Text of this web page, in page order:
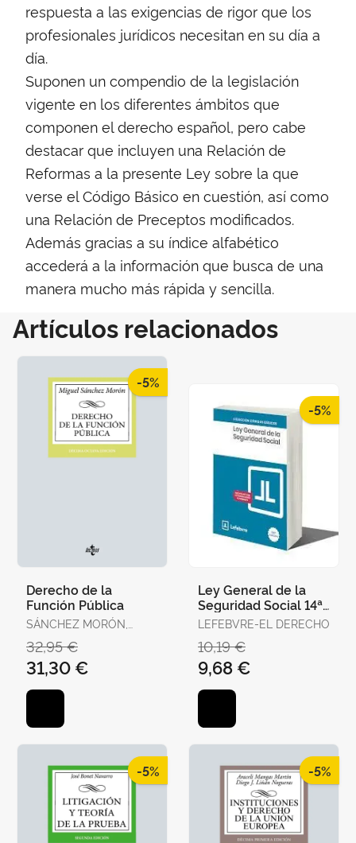
respuesta a las exigencias de rigor que los
profesionales jurídicos necesitan en su día a
día.
Suponen un compendio de la legislación
vigente en los diferentes ámbitos que
componen el derecho español, pero cabe
destacar que incluyen una Relación de
Reformas a la presente Ley sobre la que
verse el Código Básico en cuestión, así como
una Relación de Preceptos modificados.
Además gracias a su índice alfabético
accederá a la información que busca de una
manera mucho más rápida y sencilla.
Artículos relacionados
-5%
Derecho de la
Función Pública
SÁNCHEZ MORÓN,
32,95 €
31,30 €
-5%
Ley General de la
Seguridad Social 14ª
Edc. 2025
LEFEBVRE-EL DERECHO
10,19 €
9,68 €
-5% -5%